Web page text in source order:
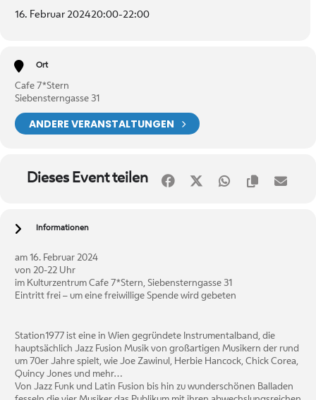
16. Februar 202420:00-22:00
Ort
Cafe 7*Stern
Siebensterngasse 31
ANDERE VERANSTALTUNGEN
Dieses Event teilen
Informationen
am 16. Februar 2024
von 20-22 Uhr
im Kulturzentrum Cafe 7*Stern, Siebensterngasse 31
Eintritt frei – um eine freiwillige Spende wird gebeten
Station1977 ist eine in Wien gegründete Instrumentalband, die
hauptsächlich Jazz Fusion Musik von großartigen Musikern der rund
um 70er Jahre spielt, wie Joe Zawinul, Herbie Hancock, Chick Corea,
Quincy Jones und mehr…
Von Jazz Funk und Latin Fusion bis hin zu wunderschönen Balladen